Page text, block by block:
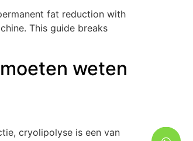
fat reduction with
. This guide breaks
weten
cryolipolyse is een van